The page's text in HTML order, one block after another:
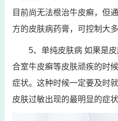
目前尚无法根治牛皮癣，但
方的皮肤病药膏，可控制大
5、单纯皮肤病 如果是
合室牛皮癣等皮肤顽疾的时
症状。这种时候一定要及时
皮肤过敏出现的最明显的症